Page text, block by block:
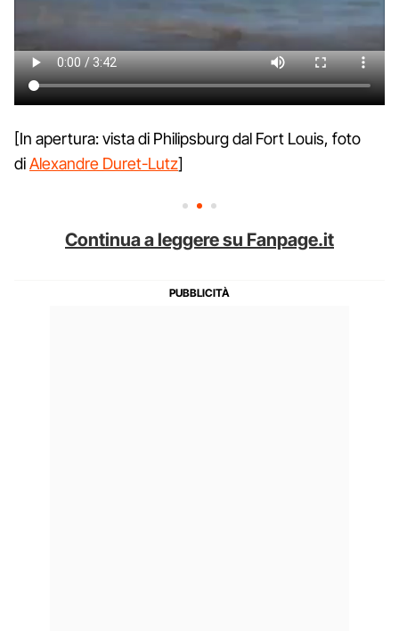
[In apertura: vista di Philipsburg dal Fort Louis, foto
diAlexandre Duret-Lutz]
Continua a leggere su Fanpage.it